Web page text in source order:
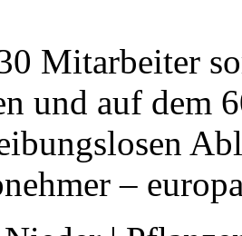
Mitarbeiter
und auf dem
–